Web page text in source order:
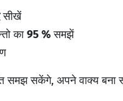
सीखें
का95 %समझें
समझ सकेंगे, अपने वाक्य